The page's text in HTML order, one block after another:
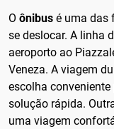
O ônibus é uma das
se deslocar. A linha
aeroporto ao
Veneza. A viagem
escolha
solução rápida.
uma viagem